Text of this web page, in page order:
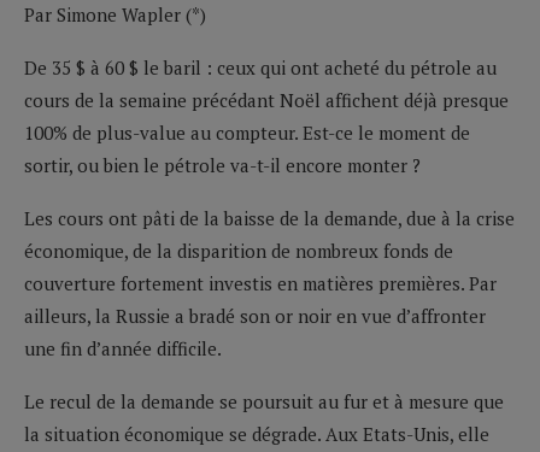
Par Simone Wapler (*)
De 35 $ à 60 $ le baril : ceux qui ont acheté du pétrole au
cours de la semaine précédant Noël affichent déjà presque
100% de plus-value au compteur. Est-ce le moment de
sortir, ou bien le pétrole va-t-il encore monter ?
Les cours ont pâti de la baisse de la demande, due à la crise
économique, de la disparition de nombreux fonds de
couverture fortement investis en matières premières. Par
ailleurs, la Russie a bradé son or noir en vue d’affronter
une fin d’année difficile.
Le recul de la demande se poursuit au fur et à mesure que
la situation économique se dégrade. Aux Etats-Unis, elle